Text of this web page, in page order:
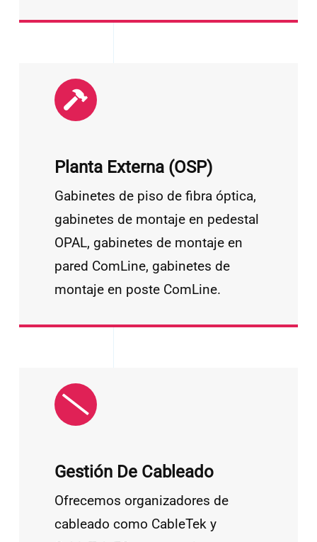
Planta Externa (OSP)
Gabinetes de piso de fibra óptica,
gabinetes de montaje en pedestal
OPAL, gabinetes de montaje en
pared ComLine, gabinetes de
montaje en poste ComLine.
Gestión De Cableado
Ofrecemos organizadores de
cableado como CableTek y